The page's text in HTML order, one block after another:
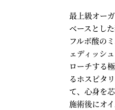
最上級オー
ベースとし
フルボ酸の
ェディッシ
ローチする
るホスピタ
て、心身を
施術後にオ